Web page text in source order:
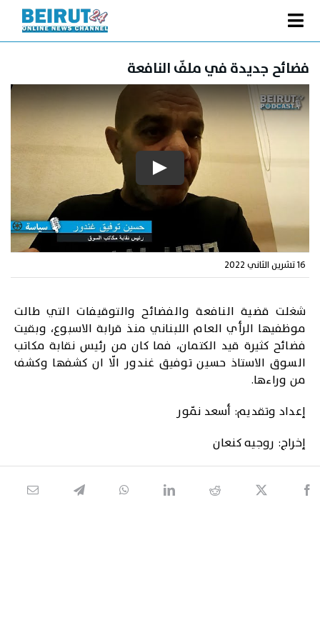
content
Toggle
Navigation
سياسة
اقتصاد
متفرقات
Podcast
من نحن
عن:
فضائح جديدة في ملفّ النافعة
16 تشرين الثاني 2022
شغلت قضية النافعة والفضائح والتوقيفات التي طالت
موظفيها الرأي العام اللبناني منذ قرابة الاسبوع، وبقيت
فضائح كثيرة قيد الكتمان، فما كان من رئيس نقابة مكاتب
السوق الاستاذ حسين توفيق غندور الّا ان كشفها وكشف
من وراءها.
إعداد وتقديم: أسعد نمّور
إخراج: روجيه كنعان